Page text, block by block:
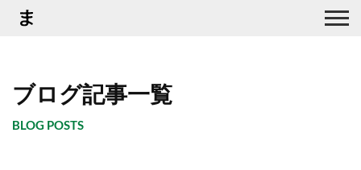
ブログ記事一覧
BLOG POSTS